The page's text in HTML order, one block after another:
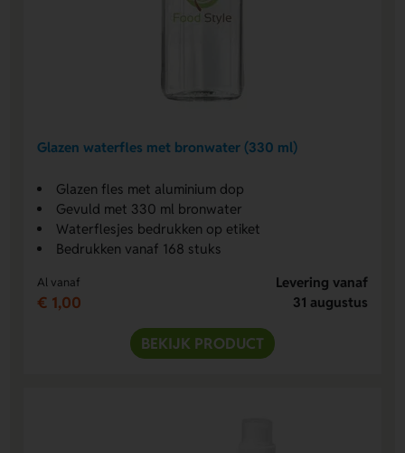
Glazen waterfles met bronwater (330 ml)
Glazen fles met aluminium dop
Gevuld met 330 ml bronwater
Waterflesjes bedrukken op etiket
Bedrukken vanaf 168 stuks
Al vanaf
€ 1,00
Levering vanaf
31 augustus
BEKIJK PRODUCT